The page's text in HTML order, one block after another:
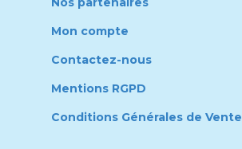
Mon compte
Contactez-nous
Mentions RGPD
Conditions Générales de Vente